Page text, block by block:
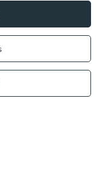
on-Trent
bruts (TVA comprise).